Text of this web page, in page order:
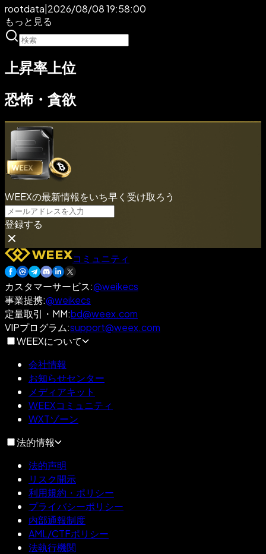
rootdata 2026/08/08 19:58:00
もっと見る
上昇率上位
恐怖・貪欲
WEEXの最新情報をいち早く受け取ろう
登録する
コミュニティ
カスタマーサービス:@weikecs
事業提携:@weikecs
定量取引・MM:bd@weex.com
VIPプログラム:support@weex.com
WEEXについて
会社情報
お知らせセンター
メディアキット
WEEXコミュニティ
WXTゾーン
法的情報
法的声明
リスク開示
利用規約・ポリシー
プライバシーポリシー
内部通報制度
AML/CTFポリシー
法執行機関